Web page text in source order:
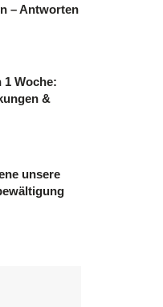
– Antworten
1 Woche:
&
unsere